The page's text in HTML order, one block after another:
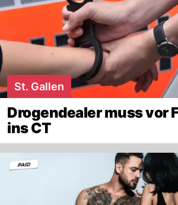
St. Gallen
Drogendealer muss vor
ins CT